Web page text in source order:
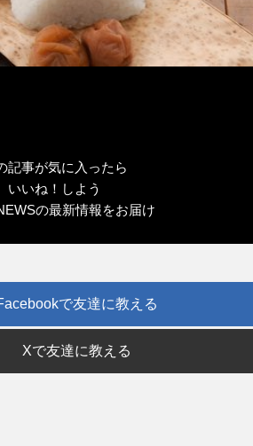
記事が気に入ったら
いいね！しよう
の最新情報をお届け
で友達に教える
Xで友達に教える